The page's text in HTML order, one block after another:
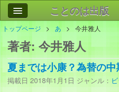
ことのは出版
作品
事業案
会社情報
お問い合わせ
トップページ あ 今井雅人
著者:今井雅人
夏までは小康？為替の
掲載日 2018年1月1日 ジャンル：